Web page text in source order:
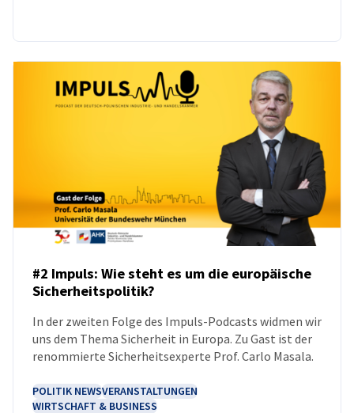
#2 Impuls: Wie steht es um die europäische
Sicherheitspolitik?
In der zweiten Folge des Impuls-Podcasts widmen wir
uns dem Thema Sicherheit in Europa. Zu Gast ist der
renommierte Sicherheitsexperte Prof. Carlo Masala.
POLITIK NEWSVERANSTALTUNGEN
WIRTSCHAFT & BUSINESS